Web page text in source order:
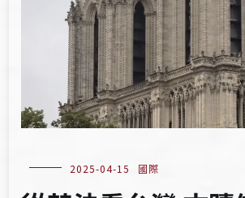
2025-04-15 國際